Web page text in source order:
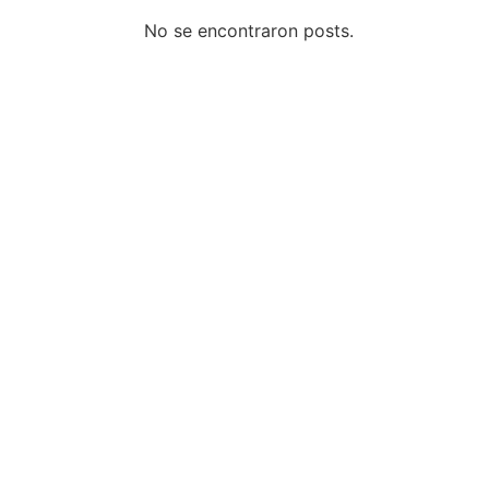
No se encontraron posts.